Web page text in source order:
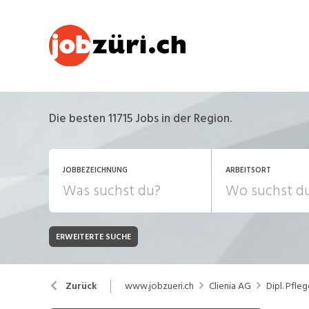
Die besten 11715 Jobs in der Region.
JOBBEZEICHNUNG ARBEITSORT
JOB-TYP
Festanstellung
Bank, Versicherung
Chemie, Pharma, Biotechnologie
ERWEITERTE SUCHE
Zurück www.jobzueri.ch Clienia AG Dipl.